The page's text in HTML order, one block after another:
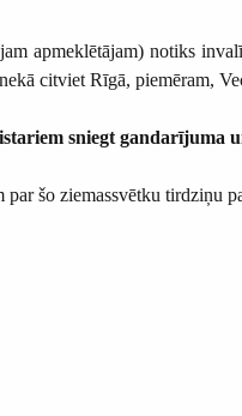
apmeklētājam) notiks
citviet Rīgā, piemēram,
sniegt gandarījuma
šo ziemassvētku tirdziņu